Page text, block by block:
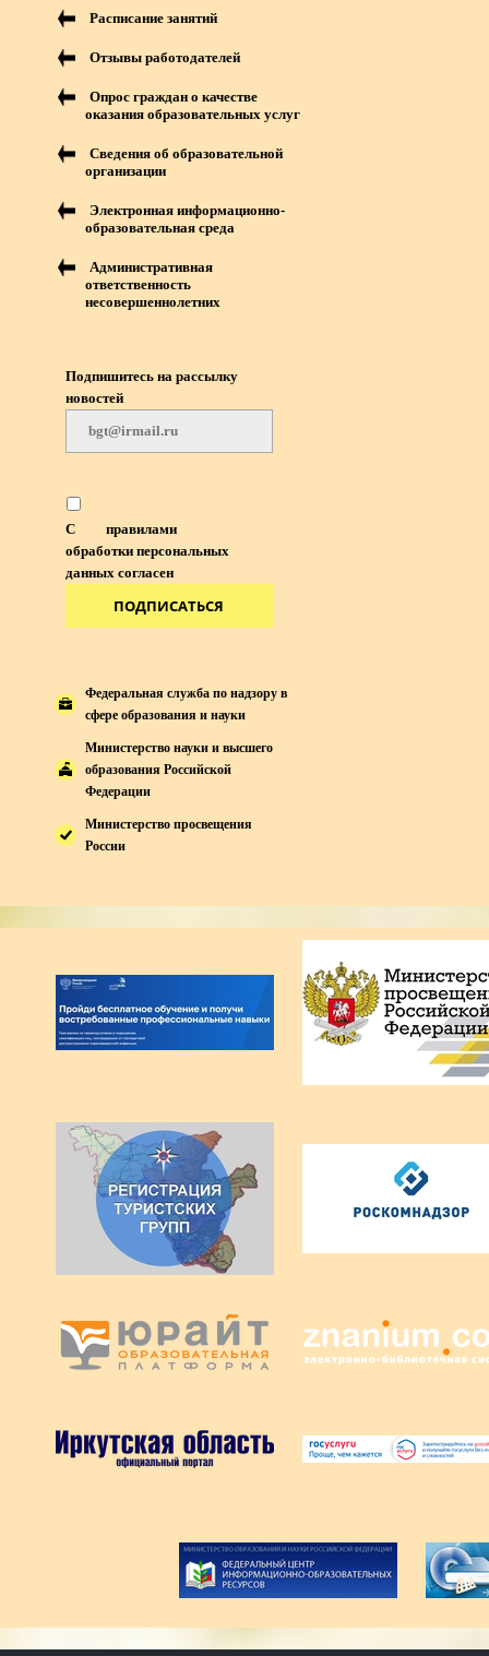
Расписание занятий
Отзывы работодателей
Опрос граждан о качестве
оказания образовательных услуг
Сведения об образовательной
организации
Электронная информационно-
образовательная среда
Административная
ответственность
несовершеннолетних
Подпишитесь на рассылку
новостей
С
правилами
обработки персональных
данных согласен
ПОДПИСАТЬСЯ
Федеральная служба по надзору в
сфере образования и науки
Министерство науки и высшего
образования Российской
Федерации
Министерство просвещения
России